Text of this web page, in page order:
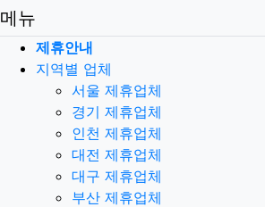
메뉴
제휴안내
지역별 업체
서울 제휴업체
경기 제휴업체
인천 제휴업체
대전 제휴업체
대구 제휴업체
부산 제휴업체